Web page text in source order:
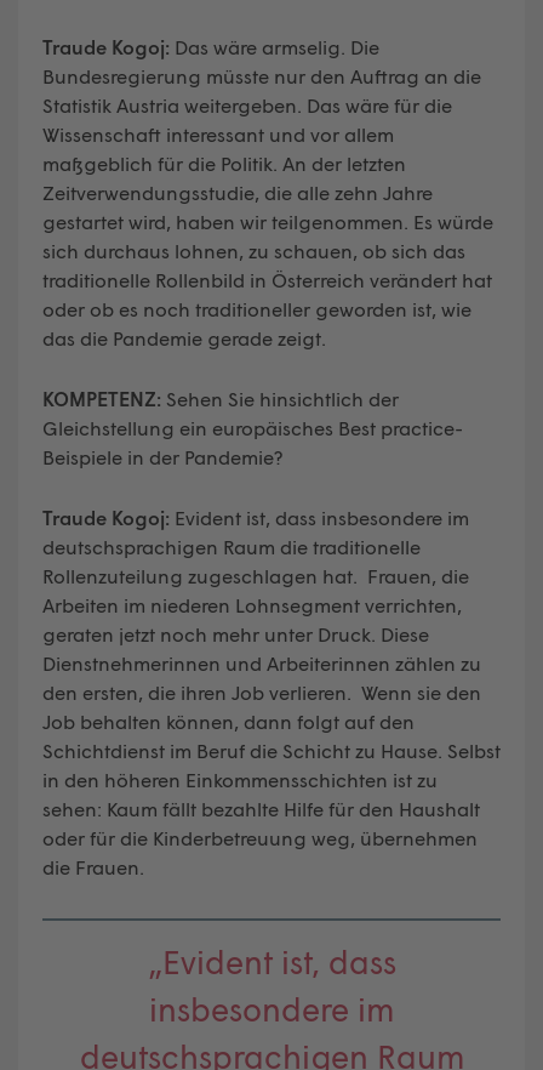
Traude Kogoj: Das wäre armselig. Die
Bundesregierung müsste nur den Auftrag an die
Statistik Austria weitergeben. Das wäre für die
Wissenschaft interessant und vor allem
maßgeblich für die Politik. An der letzten
Zeitverwendungsstudie, die alle zehn Jahre
gestartet wird, haben wir teilgenommen. Es würde
sich durchaus lohnen, zu schauen, ob sich das
traditionelle Rollenbild in Österreich verändert hat
oder ob es noch traditioneller geworden ist, wie
das die Pandemie gerade zeigt.
KOMPETENZ: Sehen Sie hinsichtlich der
Gleichstellung ein europäisches Best practice-
Beispiele in der Pandemie?
Traude Kogoj: Evident ist, dass insbesondere im
deutschsprachigen Raum die traditionelle
Rollenzuteilung zugeschlagen hat. Frauen, die
Arbeiten im niederen Lohnsegment verrichten,
geraten jetzt noch mehr unter Druck. Diese
Dienstnehmerinnen und Arbeiterinnen zählen zu
den ersten, die ihren Job verlieren. Wenn sie den
Job behalten können, dann folgt auf den
Schichtdienst im Beruf die Schicht zu Hause. Selbst
in den höheren Einkommensschichten ist zu
sehen: Kaum fällt bezahlte Hilfe für den Haushalt
oder für die Kinderbetreuung weg, übernehmen
die Frauen.
„Evident ist, dass
insbesondere im
deutschsprachigen Raum